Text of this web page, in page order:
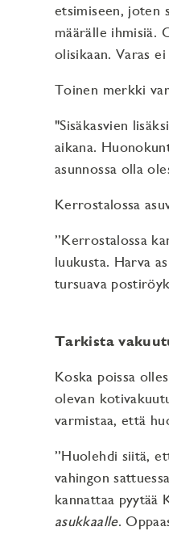
etsimiseen, joten
määrälle ihmisiä.
olisikaan. Varas
Toinen merkki
"Sisäkasvien
aikana.
asunnossa olla
Kerrostalossa
”Kerrostalossa
luukusta. Harva
tursuava
Tarkista
Koska poissa
olevan
varmistaa, että
”Huolehdi siitä,
vahingon
kannattaa pyytää
asukkaalle.